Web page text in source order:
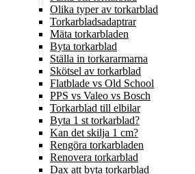
Olika typer av torkarblad
Torkarbladsadaptrar
Mäta torkarbladen
Byta torkarblad
Ställa in torkararmarna
Skötsel av torkarblad
Flatblade vs Old School
PPS vs Valeo vs Bosch
Torkarblad till elbilar
Byta 1 st torkarblad?
Kan det skilja 1 cm?
Rengöra torkarbladen
Renovera torkarblad
Dax att byta torkarblad